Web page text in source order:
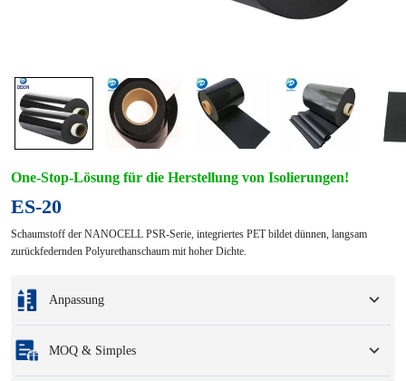
One-Stop-Lösung für die Herstellung von Isolierungen!
ES-20
Schaumstoff der NANOCELL PSR-Serie, integriertes PET bildet dünnen, langsam
zurückfedernden Polyurethanschaum mit hoher Dichte.
Anpassung
Konstruktionszeichnungen.
MOQ & Simples